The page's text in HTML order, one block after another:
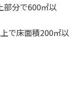
部分で600㎡以
で床面積200㎡以